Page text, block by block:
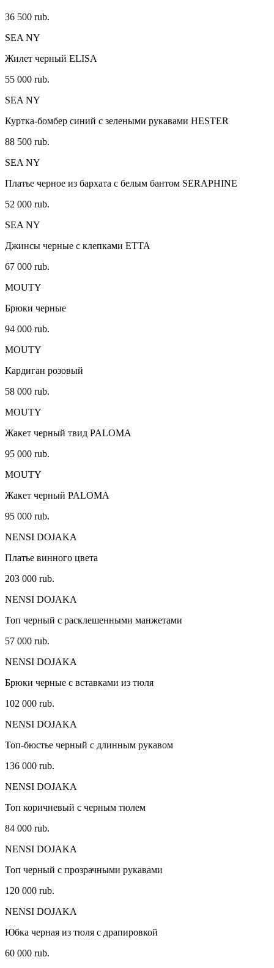
36 500 rub.
SEA NY
Жилет черный ELISA
55 000 rub.
SEA NY
Куртка-бомбер синий с зелеными рукавами HESTER
88 500 rub.
SEA NY
Платье черное из бархата с белым бантом SERAPHINE
52 000 rub.
SEA NY
Джинсы черные с клепками ETTA
67 000 rub.
MOUTY
Брюки черные
94 000 rub.
MOUTY
Кардиган розовый
58 000 rub.
MOUTY
Жакет черный твид PALOMA
95 000 rub.
MOUTY
Жакет черный PALOMA
95 000 rub.
NENSI DOJAKA
Платье винного цвета
203 000 rub.
NENSI DOJAKA
Топ черный с расклешенными манжетами
57 000 rub.
NENSI DOJAKA
Брюки черные с вставками из тюля
102 000 rub.
NENSI DOJAKA
Топ-бюстье черный с длинным рукавом
136 000 rub.
NENSI DOJAKA
Топ коричневый с черным тюлем
84 000 rub.
NENSI DOJAKA
Топ черный с прозрачными рукавами
120 000 rub.
NENSI DOJAKA
Юбка черная из тюля с драпировкой
60 000 rub.